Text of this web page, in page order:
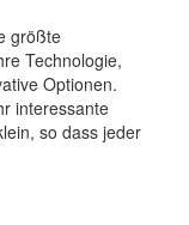
größte
Technologie,
Optionen.
interessante
so dass jeder